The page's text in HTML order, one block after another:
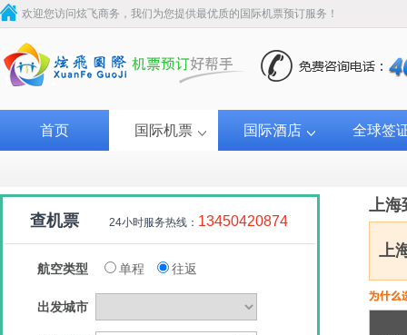
欢迎您访问炫飞商务，我们为您提供最优质的国际机票预订服务！
首页 国际机票 国际酒店 全球签
查机票 24小时服务热线： 13450420874
航空类型 单程 往返
出发城市
上海
上